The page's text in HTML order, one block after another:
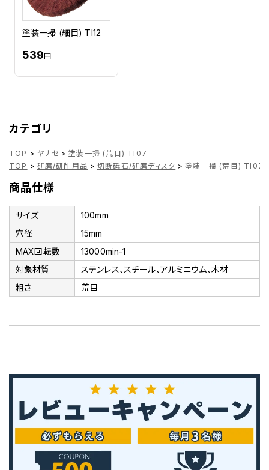
塗装一掃 (細目) TI12
539円
カテゴリ
TOP > ヤナセ > 塗装一掃 (荒目) TI07
TOP > 研磨/研削用品 > 切断砥石/研磨ディスク > 塗装一掃 (荒目) TI07
商品仕様
サイズ
100mm
穴径
15mm
MAX回転数
13000min-1
対象材質
ステンレス、スチール、アルミニウム、木材
粗さ
荒目